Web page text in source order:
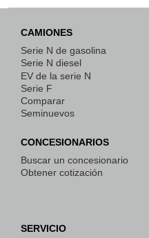
CAMIONES
Serie N de gasolina
Serie N diesel
EV de la serie N
Serie F
Comparar
Seminuevos
CONCESIONARIOS
Buscar un concesionario
Obtener cotización
SERVICIO